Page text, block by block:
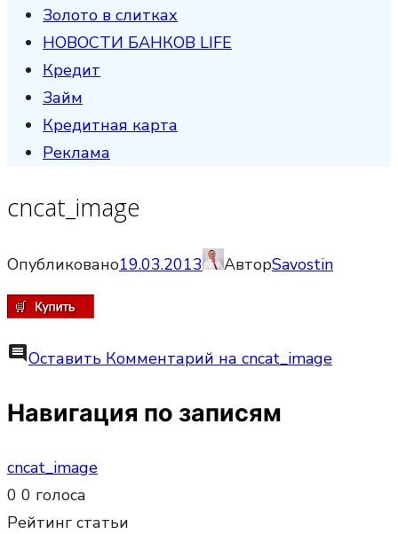
Золото в слитках
НОВОСТИ БАНКОВ LIFE
Кредит
Займ
Кредитная карта
Реклама
cncat_image
Опубликовано19.03.2013 АвторSavostin
commentОставить Комментарий на cncat_image
Навигация по записям
cncat_image
0 0 голоса
Рейтинг статьи